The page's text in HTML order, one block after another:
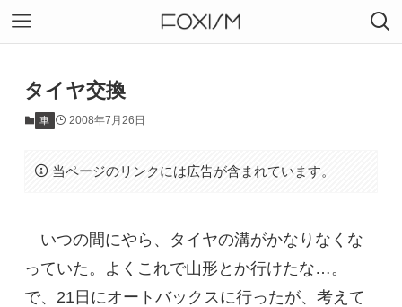
タイヤ交換
車 2008年7月26日
当ページのリンクには広告が含まれています。
いつの間にやら、タイヤの溝がかなりなくな
っていた。よくこれで山形とか行けたな…。
で、21日にオートバックスに行ったが、考えて